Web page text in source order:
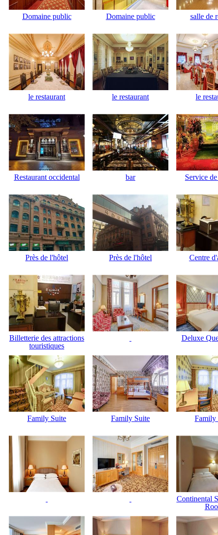
Domaine public Domaine public salle de
le restaurant le restaurant le
Restaurant occidental bar Service
Près de l'hôtel Près de l'hôtel Centre
Billetterie des attractions
touristiques
Deluxe
Family Suite Family Suite Family
Continental